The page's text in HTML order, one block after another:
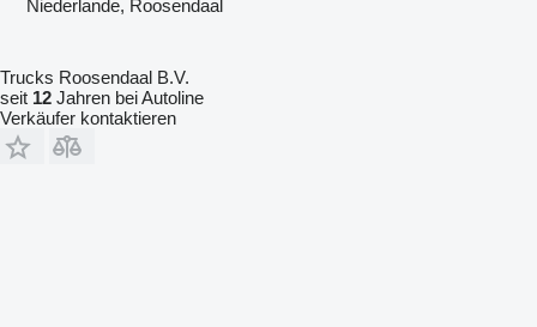
Niederlande, Roosendaal
Trucks Roosendaal B.V.
seit 12 Jahren bei Autoline
Verkäufer kontaktieren